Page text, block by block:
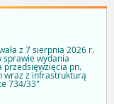
z 7 sierpnia 2026 r.
sprawie wydania
przedsięwzięcia pn.
wraz z infrastrukturą
734/33"